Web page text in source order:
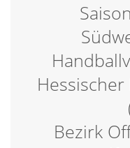
Bezirk